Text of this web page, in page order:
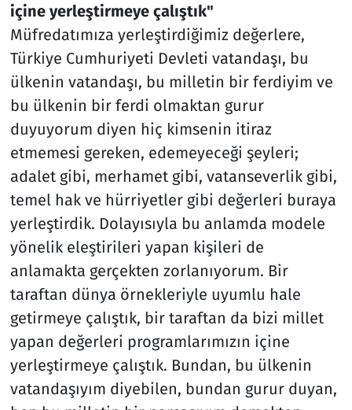
içine yerleştirmeye çalıştık"
Müfredatımıza yerleştirdiğimiz değerlere,
Türkiye Cumhuriyeti Devleti vatandaşı, bu
ülkenin vatandaşı, bu milletin bir ferdiyim ve
bu ülkenin bir ferdi olmaktan gurur
duyuyorum diyen hiç kimsenin itiraz
etmemesi gereken, edemeyeceği şeyleri;
adalet gibi, merhamet gibi, vatanseverlik gibi,
temel hak ve hürriyetler gibi değerleri buraya
yerleştirdik. Dolayısıyla bu anlamda modele
yönelik eleştirileri yapan kişileri de
anlamakta gerçekten zorlanıyorum. Bir
taraftan dünya örnekleriyle uyumlu hale
getirmeye çalıştık, bir taraftan da bizi millet
yapan değerleri programlarımızın içine
yerleştirmeye çalıştık. Bundan, bu ülkenin
vatandaşıyım diyebilen, bundan gurur duyan,